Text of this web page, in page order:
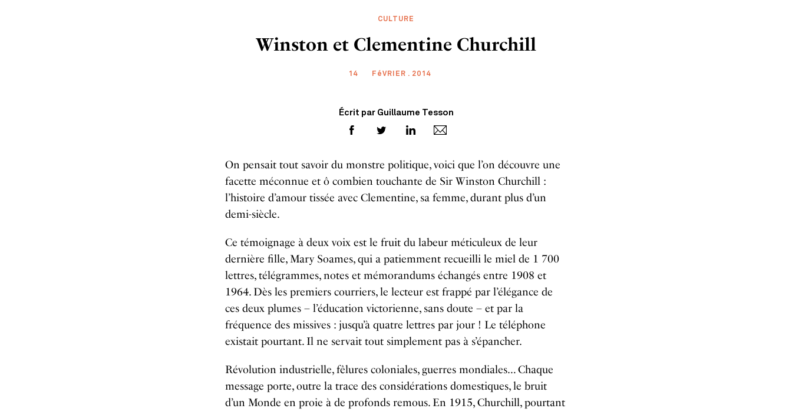
CULTURE
Winston et Clementine Churchill
14 FéVRIER . 2014
Écrit par Guillaume Tesson
On pensait tout savoir du monstre politique, voici que l’on découvre une
facette méconnue et ô combien touchante de Sir Winston Churchill :
l’histoire d’amour tissée avec Clementine, sa femme, durant plus d’un
demi-siècle.
Ce témoignage à deux voix est le fruit du labeur méticuleux de leur
dernière fille, Mary Soames, qui a patiemment recueilli le miel de 1 700
lettres, télégrammes, notes et mémorandums échangés entre 1908 et
1964. Dès les premiers courriers, le lecteur est frappé par l’élégance de
ces deux plumes – l’éducation victorienne, sans doute – et par la
fréquence des missives : jusqu’à quatre lettres par jour ! Le téléphone
existait pourtant. Il ne servait tout simplement pas à s’épancher.
Révolution industrielle, fêlures coloniales, guerres mondiales… Chaque
message porte, outre la trace des considérations domestiques, le bruit
d’un Monde en proie à de profonds remous. En 1915, Churchill, pourtant